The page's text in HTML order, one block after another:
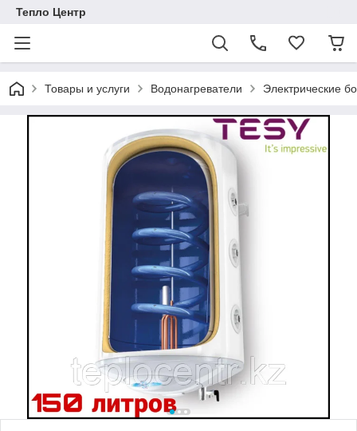
Тепло Центр
Товары и услуги Водонагреватели Электрические